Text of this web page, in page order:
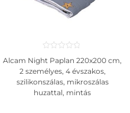
Alcam Night Paplan 220x200 cm,
2 személyes, 4 évszakos,
szilikonszálas, mikroszálas
huzattal, mintás